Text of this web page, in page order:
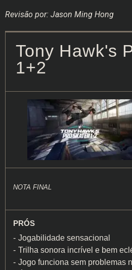
Revisão por: Jason Ming Hong
Tony Hawk's
1+2
NOTA FINAL
PRÓS
Jogabilidade sensacional
Trilha sonora incrível e bem
Jogo funciona sem problemas